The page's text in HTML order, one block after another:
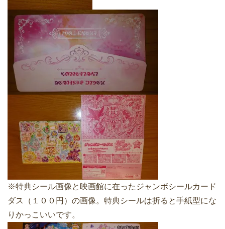
※特典シール画像と映画館に在ったジャンボシールカード
ダス（１００円）の画像。特典シールは折ると手紙型にな
りかっこいいです。